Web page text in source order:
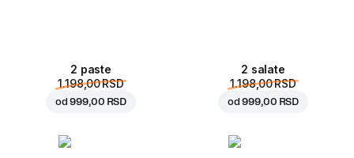
2 paste
1.198,00 RSD
od999,00 RSD
2 salate
1.198,00 RSD
od999,00 RSD